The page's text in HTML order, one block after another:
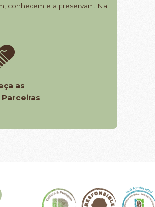
conhecem e a preservam. Na
as